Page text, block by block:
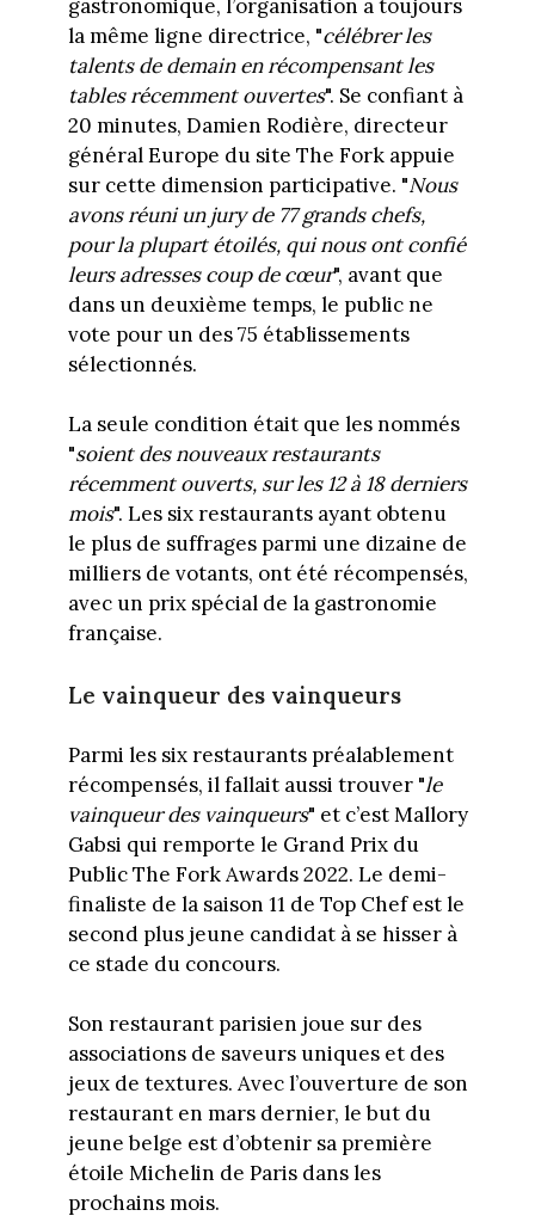
gastronomique, l’organisation a toujours
la même ligne directrice, "célébrer les
talents de demain en récompensant les
tables récemment ouvertes". Se confiant à
20 minutes, Damien Rodière, directeur
général Europe du site The Fork appuie
sur cette dimension participative. "Nous
avons réuni un jury de 77 grands chefs,
pour la plupart étoilés, qui nous ont confié
leurs adresses coup de cœur", avant que
dans un deuxième temps, le public ne
vote pour un des 75 établissements
sélectionnés.
La seule condition était que les nommés
"soient des nouveaux restaurants
récemment ouverts, sur les 12 à 18 derniers
mois". Les six restaurants ayant obtenu
le plus de suffrages parmi une dizaine de
milliers de votants, ont été récompensés,
avec un prix spécial de la gastronomie
française.
Le vainqueur des vainqueurs
Parmi les six restaurants préalablement
récompensés, il fallait aussi trouver "le
vainqueur des vainqueurs" et c’est Mallory
Gabsi qui remporte le Grand Prix du
Public The Fork Awards 2022. Le demi-
finaliste de la saison 11 de Top Chef est le
second plus jeune candidat à se hisser à
ce stade du concours.
Son restaurant parisien joue sur des
associations de saveurs uniques et des
jeux de textures. Avec l’ouverture de son
restaurant en mars dernier, le but du
jeune belge est d’obtenir sa première
étoile Michelin de Paris dans les
prochains mois.